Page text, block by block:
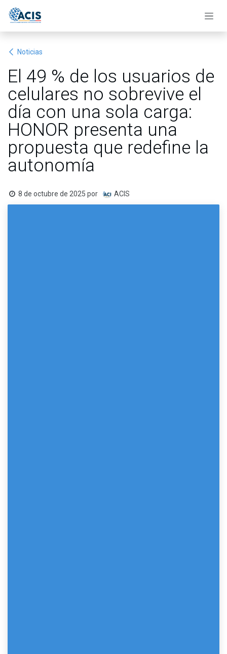
Noticias
El 49 % de los usuarios de
celulares no sobrevive el
día con una sola carga:
HONOR presenta una
propuesta que redefine la
autonomía
8 de octubre de 2025 por ACIS